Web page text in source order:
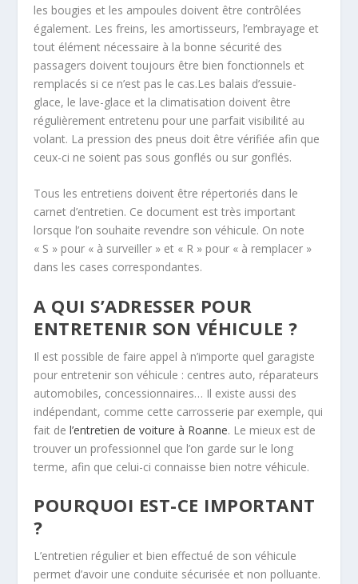
les bougies et les ampoules doivent être contrôlées
également. Les freins, les amortisseurs, l’embrayage et
tout élément nécessaire à la bonne sécurité des
passagers doivent toujours être bien fonctionnels et
remplacés si ce n’est pas le cas.Les balais d’essuie-
glace, le lave-glace et la climatisation doivent être
régulièrement entretenu pour une parfait visibilité au
volant. La pression des pneus doit être vérifiée afin que
ceux-ci ne soient pas sous gonflés ou sur gonflés.
Tous les entretiens doivent être répertoriés dans le
carnet d’entretien. Ce document est très important
lorsque l’on souhaite revendre son véhicule. On note
« S » pour « à surveiller » et « R » pour « à remplacer »
dans les cases correspondantes.
A QUI S’ADRESSER POUR
ENTRETENIR SON VÉHICULE ?
Il est possible de faire appel à n’importe quel garagiste
pour entretenir son véhicule : centres auto, réparateurs
automobiles, concessionnaires… Il existe aussi des
indépendant, comme cette carrosserie par exemple, qui
fait del’entretien de voiture à Roanne. Le mieux est de
trouver un professionnel que l’on garde sur le long
terme, afin que celui-ci connaisse bien notre véhicule.
POURQUOI EST-CE IMPORTANT
?
L’entretien régulier et bien effectué de son véhicule
permet d’avoir une conduite sécurisée et non polluante.